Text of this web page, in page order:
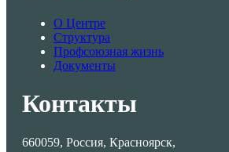
О Центре
Структура
Профсоюзная жизнь
Документы
Контакты
660059, Россия, Красноярск,